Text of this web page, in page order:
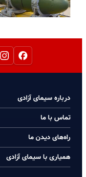
درباره سیمای آزادی
تماس با ما
راه‌های دیدن ما
همیاری با سیمای آزادی